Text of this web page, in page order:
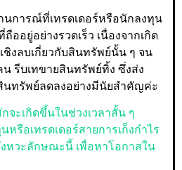
นการณ์ที่เทรดเดอร์หรือนักลงทุน
ออยู่อย่างรวดเร็ว เนื่องจากเกิด
งลบเกี่ยวกับสินทรัพย์นั้น ๆ จน
รีบเทขายสินทรัพย์ทิ้ง ซึ่งส่ง
ทรัพย์ลดลงอย่างมีนัยสำคัญค่ะ
จะเกิดขึ้นในช่วงเวลาสั้น ๆ
รือเทรดเดอร์สายการเก็งกำไร
หวะลักษณะนี้ เพื่อหาโอกาสใน